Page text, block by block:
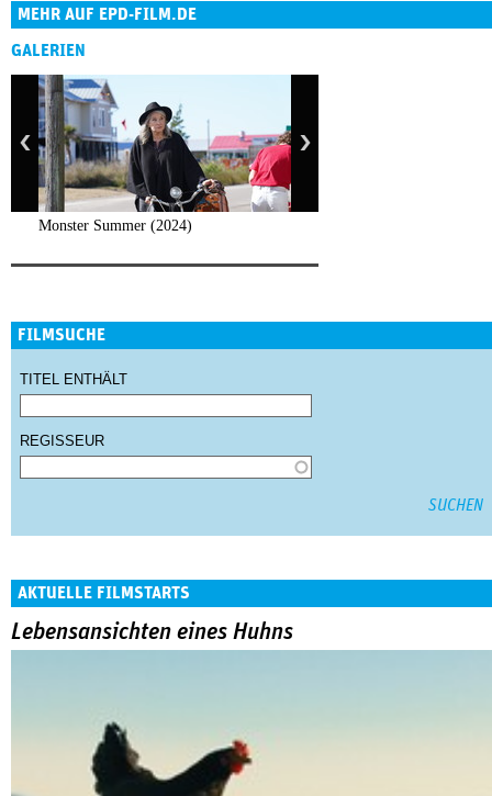
MEHR AUF EPD-FILM.DE
GALERIEN
Monster Summer (2024)
FILMSUCHE
TITEL ENTHÄLT
REGISSEUR
AKTUELLE FILMSTARTS
Lebensansichten eines Huhns